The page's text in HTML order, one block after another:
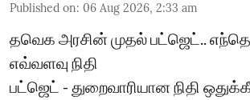
Published on: 06 Aug 2026, 2:33 am
தவெக அரசின் முதல் பட்ஜெட்..
எவ்வளவு நிதி
பட்ஜெட் - துறைவாரியான நிதி